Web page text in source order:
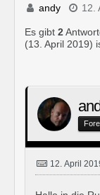
andy 12.
Es gibt 2
(13. April 2019)
12. April